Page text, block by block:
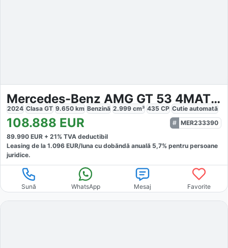
Mercedes-Benz AMG GT 53 4MATIC
2024 Clasa GT 9.650 km Benzină 2.999 cm³ 435 CP Cutie automată
108.888 EUR
MER233390
89.990 EUR + 21% TVA deductibil
Leasing de la 1.096 EUR/luna cu dobăndă anuală 5,7% pentru persoane
juridice.
Sună WhatsApp Mesaj Favorite